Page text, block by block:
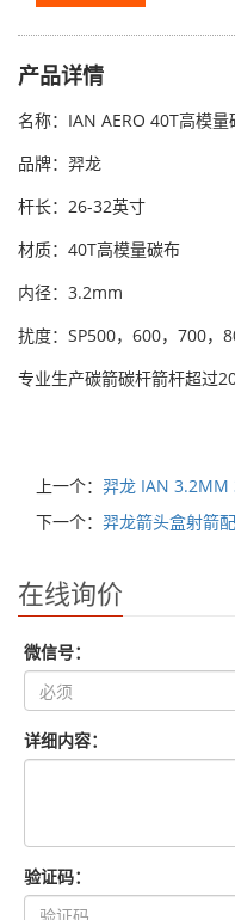
产品详情
名称： IAN AERO 40T高模
品牌：羿龙
杆长：26-32英寸
材质：40T高模量碳布
内径：3.2mm
扰度：SP500，600，700，
专业生产碳箭碳杆箭杆超过
上一个： 羿龙 IAN 3.2MM
下一个： 羿龙箭头盒射箭
在线询价
微信号：
详细内容：
验证码：